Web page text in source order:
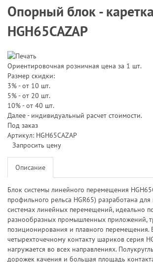
Опорный блок - каретка
HGH65CAZAP
Ориентировочная розничная цена за 1 шт.
Размер скидки:
3% - от 10 шт.
5% - от 20 шт.
10% - от 40 шт.
Далее - индивидуальный расчет стоимости.
Под заказ
Артикул: HGH65CAZAP
Запросить цену
Описание
Блок системы линейного перемещения
профильного рельса HGR65) разработана для
системах линейных перемещений, идеально
разнообразных промышленных приложений,
позиционирования и плавного перемещения.
четырехточечному контакту шариков серия
нагружается во всех направлениях.
дорожек качения и большая площадь